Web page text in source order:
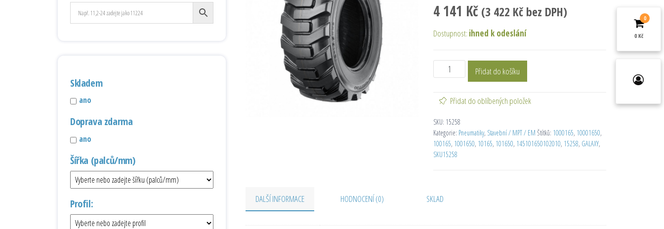
4 141 Kč (3 422 Kčbez DPH)
Dostupnost: ihned k odeslání
Přidat do košíku
Přidat do oblíbených položek
SKU: 15258
Kategorie: Pneumatiky, Stavební / MPT / EM Štítků: 1000165, 10001650,
100165, 1001650, 10165, 101650, 145101650102010, 15258, GALAXY,
SKU15258
DALŠÍ INFORMACE HODNOCENÍ (0) SKLAD
Skladem
ano
Doprava zdarma
ano
Šířka (palců/mm)
Profil:
0
0 Kč